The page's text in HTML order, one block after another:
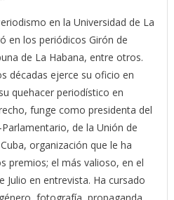
en la Universidad de La
en los periódicos Girón de
de La Habana, entre otros.
décadas ejerce su oficio en
quehacer periodístico en
funge como presidenta del
de la Unión de
organización que le ha
premios; el más valioso, en el
Julio en entrevista. Ha cursado
fotografía, propaganda,